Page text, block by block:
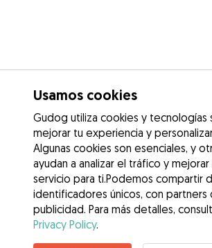
Contacta con Mariana
Usamos cookies
Gudog utiliza cookies y tecnologías
mejorar tu experiencia y
Algunas cookies son esenciales, y
ayudan a analizar el tráfico y
servicio para ti.Podemos compartir
identificadores únicos, con partners
publicidad. Para más detalles,
Privacy Policy.